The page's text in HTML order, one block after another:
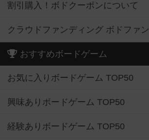
割引購入！ボドクーポンについて
クラウドファンディング ボドファン
おすすめボードゲーム
お気に入りボードゲーム TOP50
興味ありボードゲーム TOP50
経験ありボードゲーム TOP50